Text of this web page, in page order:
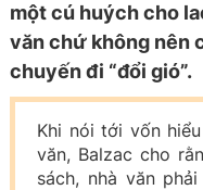
một cú huých cho
văn chứ không nên
chuyến đi “đổi gió”.
Khi nói tới vốn
văn, Balzac cho
sách, nhà văn